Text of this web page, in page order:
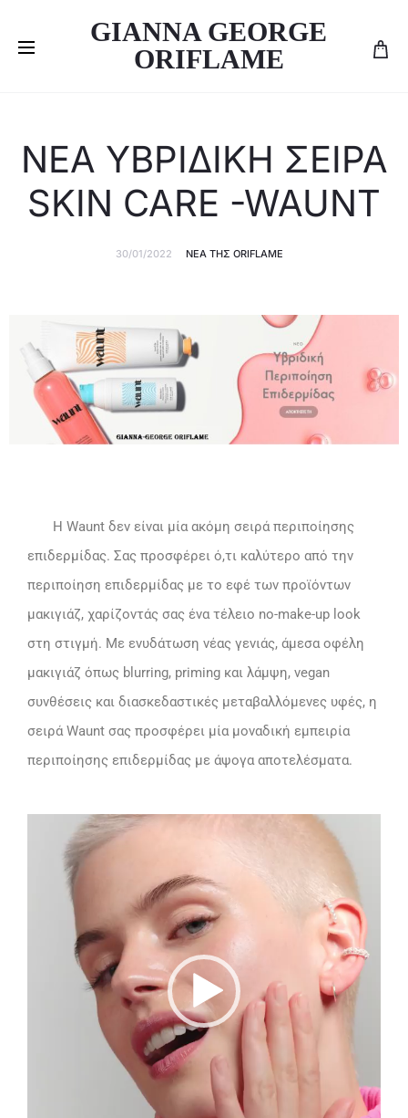
GIANNA GEORGE
ORIFLAME
ΝΕΑ ΥΒΡΙΔΙΚΗ ΣΕΙΡΑ
SKIN CARE -WAUNT
30/01/2022 ΝΈΑ ΤΗΣ ORIFLAME
Η Waunt δεν είναι μία ακόμη σειρά περιποίησης
επιδερμίδας. Σας προσφέρει ό,τι καλύτερο από την
περιποίηση επιδερμίδας με το εφέ των προϊόντων
μακιγιάζ, χαρίζοντάς σας ένα τέλειο no-make-up look
στη στιγμή. Με ενυδάτωση νέας γενιάς, άμεσα οφέλη
μακιγιάζ όπως blurring, priming και λάμψη, vegan
συνθέσεις και διασκεδαστικές μεταβαλλόμενες υφές, η
σειρά Waunt σας προσφέρει μία μοναδική εμπειρία
περιποίησης επιδερμίδας με άψογα αποτελέσματα.
Πρόγραμμα
Αναπαραγωγής
Βίντεο